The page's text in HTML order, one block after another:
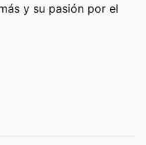
y su pasión por el